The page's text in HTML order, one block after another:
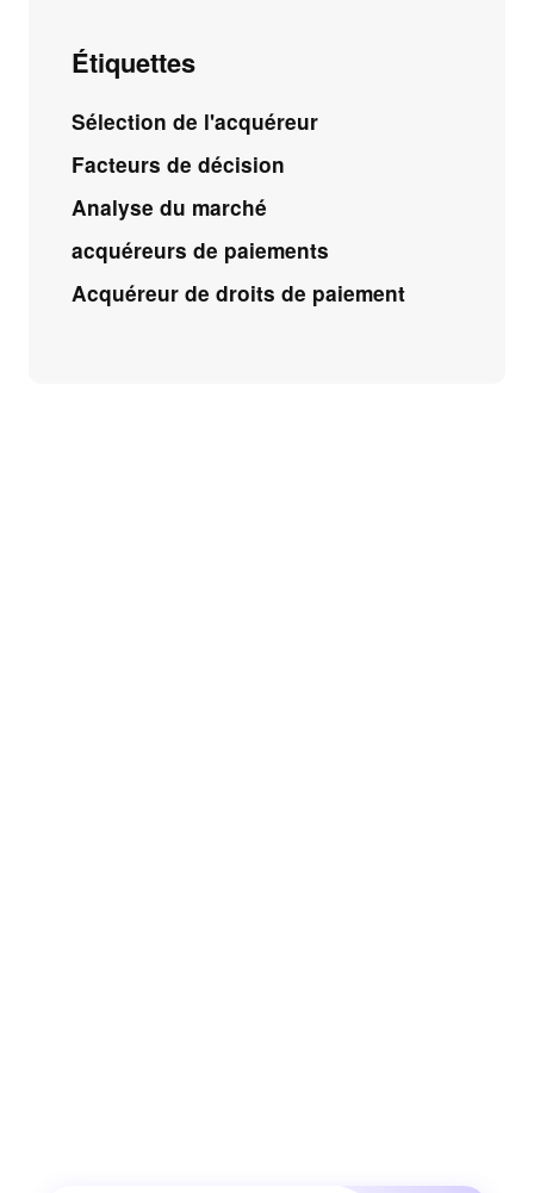
Étiquettes
Sélection de l'acquéreur
Facteurs de décision
Analyse du marché
acquéreurs de paiements
Acquéreur de droits de paiement